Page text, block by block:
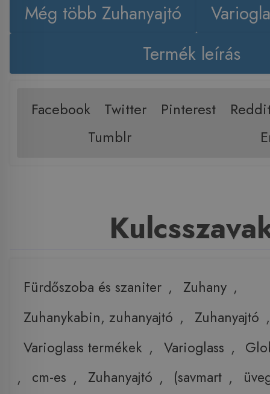
Még több Zuhanyajtó
Termék leírás
Facebook Twitter Pinterest
Tumblr
Fürdőszoba és szaniter , Zuhany ,
Zuhanykabin, zuhanyajtó , Zuhanyajtó ,
Varioglass termékek , Varioglass ,
,
cm-es , Zuhanyajtó , (savmart ,